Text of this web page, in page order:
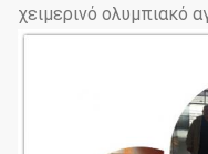
Επιλογές
τύπων
χειμερινό ολυμπιακό